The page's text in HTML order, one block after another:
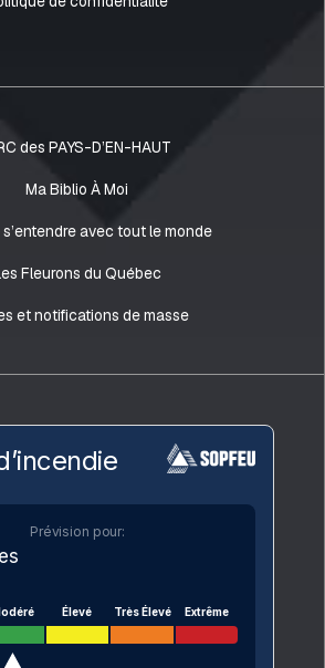
des PAYS-D’EN-HAUT
Ma Biblio À Moi
avec tout le monde
Fleurons du Québec
et notifications de masse
Prévision pour:
Élevé Très Élevé Extrême